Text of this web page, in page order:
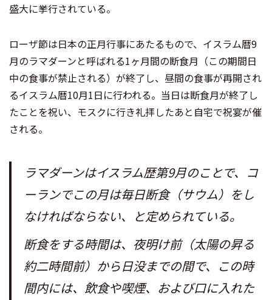
盛大に挙行されている。
ローザ節は日本の正月行事にあたるもので、イスラム暦9
月のラマダーンと呼ばれる1ヶ月間の断食月（この期間日
中の食事が禁止される）が終了し、昼間の食事が再開され
るイスラム暦10月1日に行われる。当日は断食月が終了し
たことを祝い、モスクに行き礼拝したあと自宅で祝宴が催
される。
ラマダーンはイスラム歴第9月のことで、コ
ーランでこの月は毎日断食（サウム）をし
なければならない、と定められている。
断食をする時間は、夜明け前（太陽の昇る
約二時間前）から日没までの間で、この時
間内には、飲食や喫煙、および口に入れた